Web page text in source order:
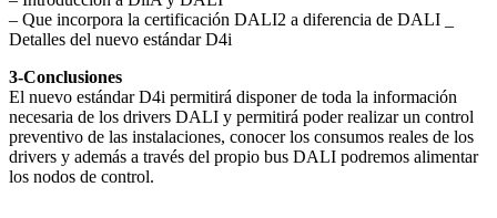
– Que incorpora la certificación DALI2 a diferencia de DALI _
Detalles del nuevo estándar D4i
3-Conclusiones
El nuevo estándar D4i permitirá disponer de toda la información
necesaria de los drivers DALI y permitirá poder realizar un control
preventivo de las instalaciones, conocer los consumos reales de los
drivers y además a través del propio bus DALI podremos alimentar
los nodos de control.